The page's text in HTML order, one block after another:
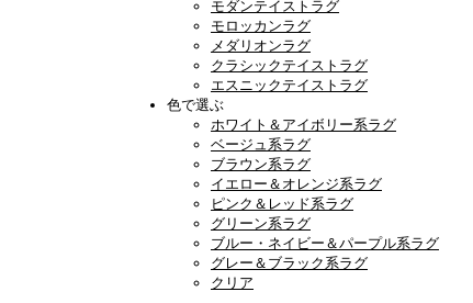
モダンテイストラグ
モロッカンラグ
メダリオンラグ
クラシックテイストラグ
エスニックテイストラグ
色で選ぶ
ホワイト＆アイボリー系ラグ
ベージュ系ラグ
ブラウン系ラグ
イエロー＆オレンジ系ラグ
ピンク＆レッド系ラグ
グリーン系ラグ
ブルー・ネイビー＆パープル系ラグ
グレー＆ブラック系ラグ
クリア